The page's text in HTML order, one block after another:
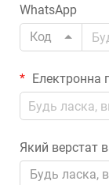
WhatsApp
Код
Електронна
Який верстат
Будь ласка,